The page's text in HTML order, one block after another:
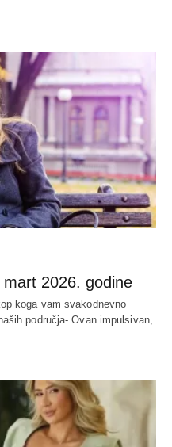
2026. godine
koga vam svakodnevno
područja- Ovan impulsivan,